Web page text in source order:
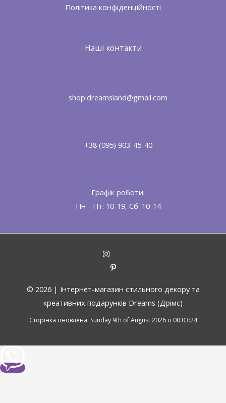
Політика конфіденційності
Наші контакти
shop.dreamsland@gmail.com
+38 (095) 903-45-40
Графік роботи:
Пн - Пт: 10-19, Сб: 10-14
© 2026 | Інтернет-магазин стильного декору та
креативних подарунків Dreams (Дрімс)
Сторінка оновлена: Sunday 9th of August 2026 о 00:03:24